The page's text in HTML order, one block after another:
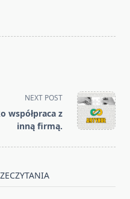
NEXT POST
współpraca z
inną firmą.